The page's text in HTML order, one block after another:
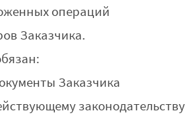
операций
Заказчика.
Заказчика
законодательству